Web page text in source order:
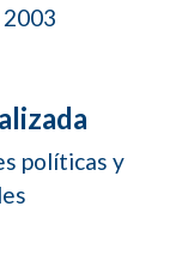
políticas y